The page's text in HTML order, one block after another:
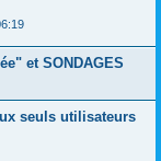
et SONDAGES
seuls utilisateurs